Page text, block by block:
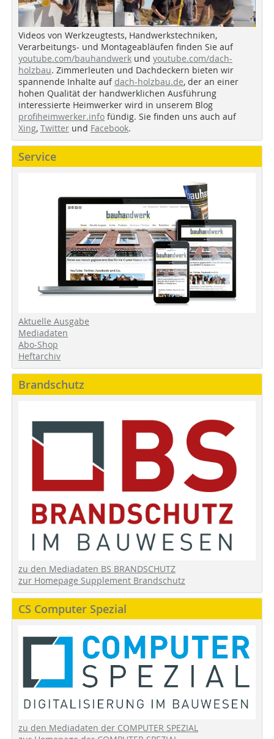
Videos von Werkzeugtests, Handwerkstechniken,
Verarbeitungs- und Montageabläufen finden Sie auf
youtube.com/bauhandwerk und youtube.com/dach-
holzbau. Zimmerleuten und Dachdeckern bieten wir
spannende Inhalte auf dach-holzbau.de, der an einer
hohen Qualität der handwerklichen Ausführung
interessierte Heimwerker wird in unserem Blog
profiheimwerker.info fündig. Sie finden uns auch auf
Xing, Twitter und Facebook.
Service
Aktuelle Ausgabe
Mediadaten
Abo-Shop
Heftarchiv
Brandschutz
zu den Mediadaten BS BRANDSCHUTZ
zur Homepage Supplement Brandschutz
CS Computer Spezial
zu den Mediadaten der COMPUTER SPEZIAL